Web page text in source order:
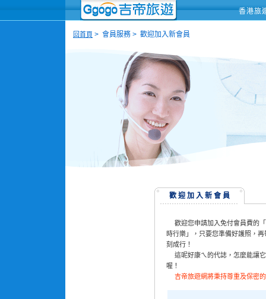
香港旅
回首頁 > 會員服務 > 歡迎加入新會員
歡 迎 加 入 新 會 員
歡迎您申請加入免付會員費的「
時行樂」，只要您準備好護照，
刻成行！
這呢好康ㄟ的代誌，怎麼能讓它
喔！
吉帝旅遊網將秉持尊重及保密